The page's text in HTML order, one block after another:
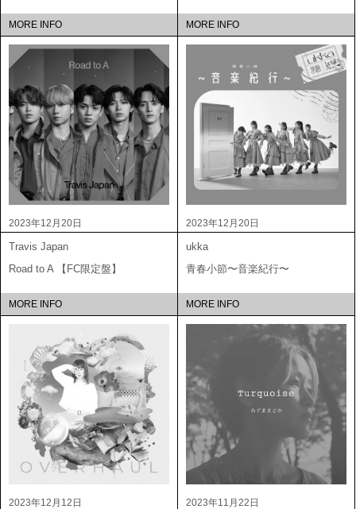
MORE INFO MORE INFO
2023年12月20日
Travis Japan
Road to A 【FC限定盤】
MORE INFO
2023年12月20日
ukka
青春小節〜音楽紀行〜
MORE INFO
2023年12月12日 2023年11月22日